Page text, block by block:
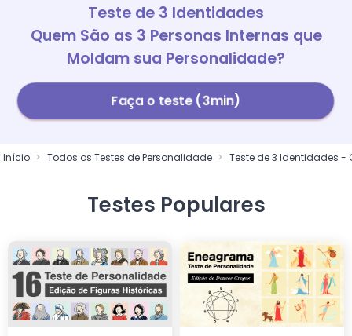
Teste de 3 Identidades
Quem São as 3 Personas Internas que
Moldam sua Personalidade?
Faça o teste (3min)
Início Todos os Testes de Personalidade Teste de 3 Identidades -
Testes Populares